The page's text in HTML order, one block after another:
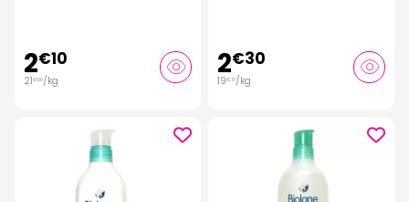
2€10
21€00/kg 2€30
19€ 17/kg